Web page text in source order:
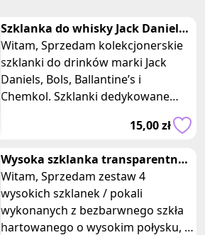
Szklanka do whisky Jack Daniels,
Ballantines, Bols, Chemkol
Witam, Sprzedam kolekcjonerskie
szklanki do drinków marki Jack
Daniels, Bols, Ballantine’s i
Chemkol. Szklanki dedykowane
degustacji trunków, do serwowania
15,00 zł
Wysoka szklanka transparentna
0,5 l, pokal szklany, kufel 4
Witam, Sprzedam zestaw 4
wysokich szklanek / pokali
wykonanych z bezbarwnego szkła
hartowanego o wysokim połysku, o